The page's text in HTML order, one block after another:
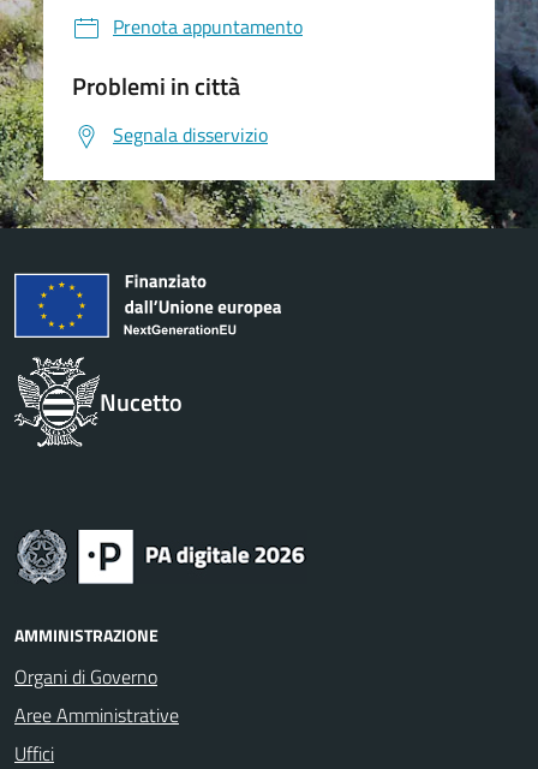
Prenota appuntamento
Problemi in città
Segnala disservizio
Nucetto
AMMINISTRAZIONE
Organi di Governo
Aree Amministrative
Uffici